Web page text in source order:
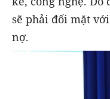
sẽ phải đối mặt
nợ.